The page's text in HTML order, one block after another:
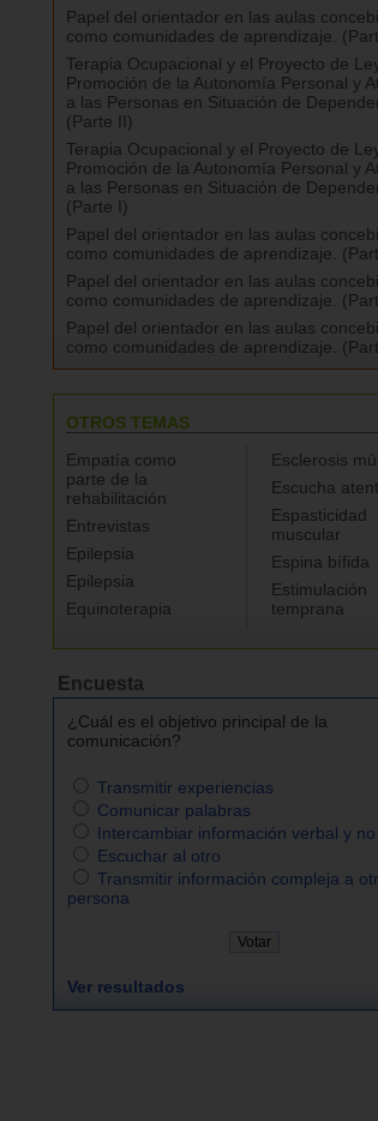
Papel del orientador en las aulas
como comunidades de aprendizaje.
Terapia Ocupacional y el Proyecto de
Promoción de la Autonomía Personal y
a las Personas en Situación de
(Parte II)
Terapia Ocupacional y el Proyecto de
Promoción de la Autonomía Personal y
a las Personas en Situación de
(Parte I)
Papel del orientador en las aulas
como comunidades de aprendizaje.
Papel del orientador en las aulas
como comunidades de aprendizaje.
Papel del orientador en las aulas
como comunidades de aprendizaje.
OTROS TEMAS
Empatía como
parte de la
rehabilitación
Entrevistas
Epilepsia
Epilepsia
Equinoterapia
Esclerosis
Escucha
Espasticidad
muscular
Espina bífida
Estimulación
temprana
Encuesta
¿Cuál es el objetivo principal de la
comunicación?
Transmitir experiencias
Comunicar palabras
Intercambiar información verbal y
Escuchar al otro
Transmitir información compleja a
persona
Ver resultados